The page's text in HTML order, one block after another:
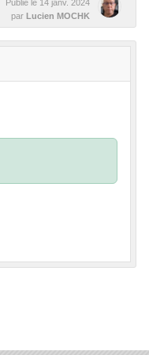
Publié le 14 janv. 2024
par
Lucien MOCHK